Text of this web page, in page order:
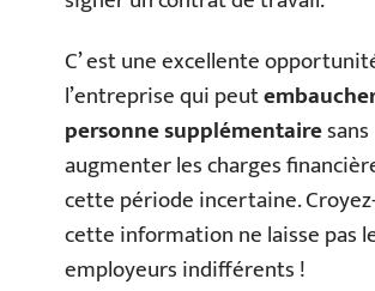
C’ est une excellente
l’entreprise qui peut
personne supplémentairesans
augmenter les charges
cette période incertaine.
cette information ne laisse pas
employeurs indifférents !